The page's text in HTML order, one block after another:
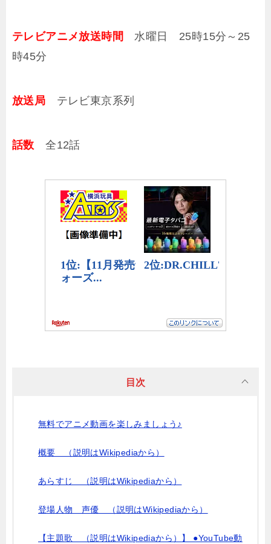
テレビアニメ放送時間 水曜日 25時15分～25
時45分
放送局 テレビ東京系列
話数 全12話
目次
無料でアニメ動画を楽しみましょう♪
概要 （説明はWikipediaから）
あらすじ （説明はWikipediaから）
登場人物 声優 （説明はWikipediaから）
【主題歌 （説明はWikipediaから）】 ●YouTube動